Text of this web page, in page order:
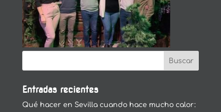
Entradas recientes
Qué hacer en Sevilla cuando hace mucho calor: